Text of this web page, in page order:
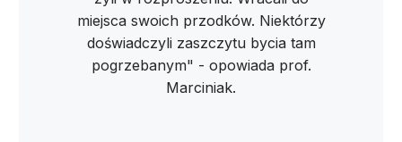
miejsca swoich przodków. Niektórzy
doświadczyli zaszczytu bycia tam
pogrzebanym" - opowiada prof.
Marciniak.